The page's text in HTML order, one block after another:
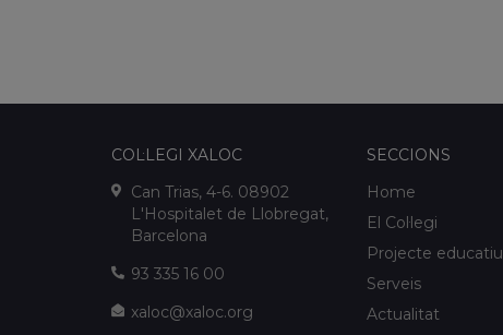
COL·LEGI XALOC
Can Trias, 4-6. 08902
L'Hospitalet de Llobregat,
Barcelona
93 335 16 00
xaloc@xaloc.org
SECCIONS
Home
El Col·legi
Projecte educatiu
Serveis
Actualitat